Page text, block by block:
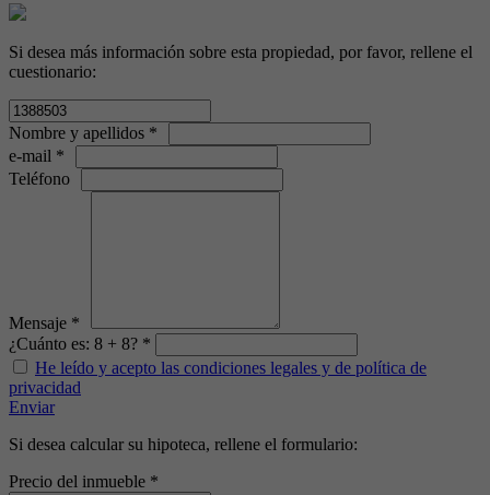
Si desea más información sobre esta propiedad, por favor, rellene el
cuestionario:
Nombre y apellidos *
e-mail *
Teléfono
Mensaje *
¿Cuánto es: 8 + 8? *
He leído y acepto las condiciones legales y de política de
privacidad
Enviar
Si desea calcular su hipoteca, rellene el formulario:
Precio del inmueble *